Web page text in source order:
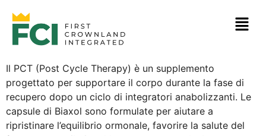
Il PCT (Post Cycle Therapy) è un supplemento
progettato per supportare il corpo durante la fase di
recupero dopo un ciclo di integratori anabolizzanti. Le
capsule di Biaxol sono formulate per aiutare a
ripristinare l’equilibrio ormonale, favorire la salute del